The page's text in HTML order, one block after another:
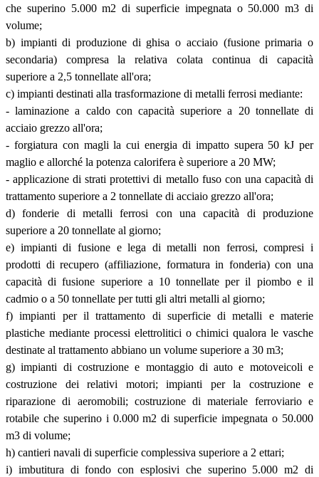
che superino 5.000 m2 di superficie impegnata o 50.000 m3 di
volume;
b) impianti di produzione di ghisa o acciaio (fusione primaria o
secondaria) compresa la relativa colata continua di capacità
superiore a 2,5 tonnellate all'ora;
c) impianti destinati alla trasformazione di metalli ferrosi mediante:
- laminazione a caldo con capacità superiore a 20 tonnellate di
acciaio grezzo all'ora;
- forgiatura con magli la cui energia di impatto supera 50 kJ per
maglio e allorché la potenza calorifera è superiore a 20 MW;
- applicazione di strati protettivi di metallo fuso con una capacità di
trattamento superiore a 2 tonnellate di acciaio grezzo all'ora;
d) fonderie di metalli ferrosi con una capacità di produzione
superiore a 20 tonnellate al giorno;
e) impianti di fusione e lega di metalli non ferrosi, compresi i
prodotti di recupero (affiliazione, formatura in fonderia) con una
capacità di fusione superiore a 10 tonnellate per il piombo e il
cadmio o a 50 tonnellate per tutti gli altri metalli al giorno;
f) impianti per il trattamento di superficie di metalli e materie
plastiche mediante processi elettrolitici o chimici qualora le vasche
destinate al trattamento abbiano un volume superiore a 30 m3;
g) impianti di costruzione e montaggio di auto e motoveicoli e
costruzione dei relativi motori; impianti per la costruzione e
riparazione di aeromobili; costruzione di materiale ferroviario e
rotabile che superino i 0.000 m2 di superficie impegnata o 50.000
m3 di volume;
h) cantieri navali di superficie complessiva superiore a 2 ettari;
i) imbutitura di fondo con esplosivi che superino 5.000 m2 di